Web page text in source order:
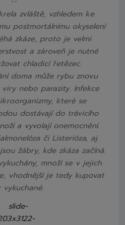
zvláště, vzhledem ke
postmortálnímu okyselení
zkáze, proto je velmi
a zároveň je nutné
chladicí řetězec.
doma může rybu znovu
nebo parazity. Infekce
které se
dostávají do trávicího
a vyvolají onemocnění.
či Listerióza, aj.
žábry, kde zkáza začíná.
množí se v jejich
vhodnější je tedy kupovat
vykuchané.